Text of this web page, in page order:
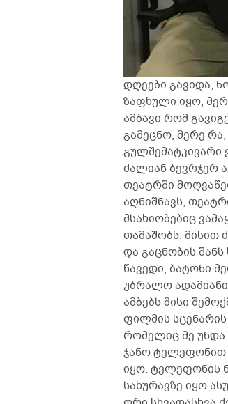
დღეები გავიდა,
ზაფხული იყო,
ამბავი რომ
გამეცნო, მერე
გულშემატკივარი
ძალიან ბევრჯერ
თეატრში
აღნიშნავს,
მსახიობებიც
თამაშობს, მისით
და გაცნობის
წავედი, ბატონი
უბრალო
ამბებს მისი
ფილმის სცენარის
რომელიც მე უნდა
ჯანო ტელეფონით
იყო. ტელეფონის
სახურავზე იყო